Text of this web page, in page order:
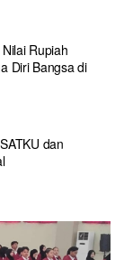
Rupiah
Diri Bangsa di
dan